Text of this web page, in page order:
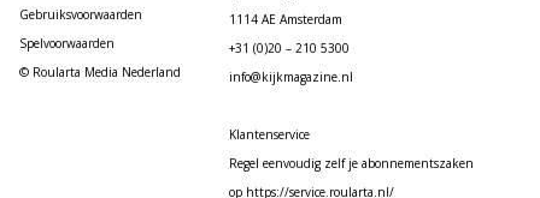
Gebruiksvoorwaarden
Spelvoorwaarden
© Roularta Media Nederland
1114 AE Amsterdam
+31 (0)20 – 210 5300
info@kijkmagazine.nl
Klantenservice
Regel eenvoudig zelf je abonnementszaken
op https://service.roularta.nl/